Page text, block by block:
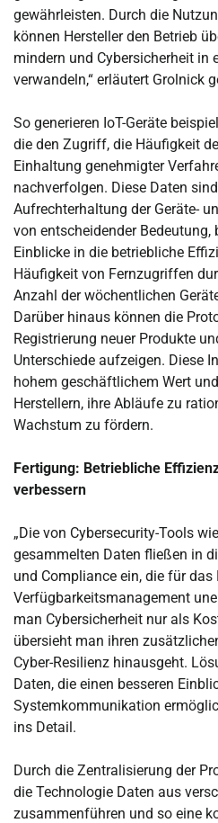
gewährleisten. Durch die
können Hersteller den Betrieb
mindern und Cybersicherheit in
verwandeln,“ erläutert Grolnick
So generieren IoT-Geräte
die den Zugriff, die Häufigkeit
Einhaltung genehmigter
nachverfolgen. Diese Daten
Aufrechterhaltung der Geräte-
von entscheidender Bedeutung,
Einblicke in die betriebliche
Häufigkeit von Fernzugriffen
Anzahl der wöchentlichen
Darüber hinaus können die
Registrierung neuer Produkte
Unterschiede aufzeigen. Diese
hohem geschäftlichem Wert
Herstellern, ihre Abläufe zu
Wachstum zu fördern.
Fertigung: Betriebliche
verbessern
„Die von Cybersecurity-Tools
gesammelten Daten fließen in
und Compliance ein, die für das
Verfügbarkeitsmanagement
man Cybersicherheit nur als
übersieht man ihren
Cyber-Resilienz hinausgeht.
Daten, die einen besseren
Systemkommunikation
ins Detail.
Durch die Zentralisierung der
die Technologie Daten aus
zusammenführen und so eine